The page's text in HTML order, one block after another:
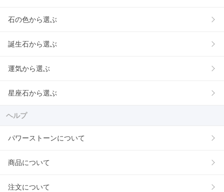
石の色から選ぶ
誕生石から選ぶ
運気から選ぶ
星座石から選ぶ
ヘルプ
パワーストーンについて
商品について
注文について